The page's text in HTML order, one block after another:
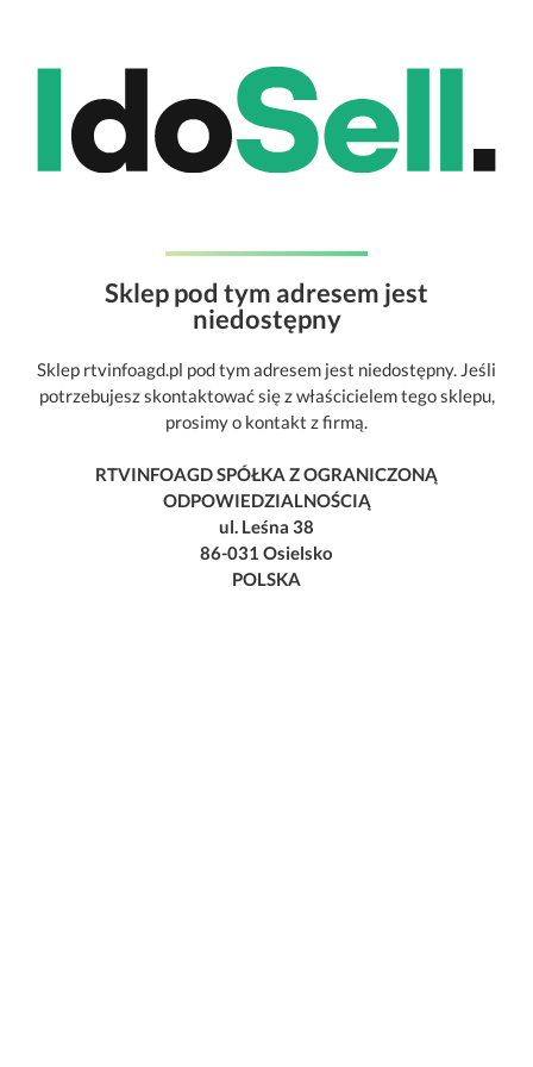
Sklep pod tym adresem jest
niedostępny
Sklep rtvinfoagd.pl pod tym adresem jest niedostępny. Jeśli
potrzebujesz skontaktować się z właścicielem tego sklepu,
prosimy o kontakt z firmą.
RTVINFOAGD SPÓŁKA Z OGRANICZONĄ
ODPOWIEDZIALNOŚCIĄ
ul. Leśna 38
86-031 Osielsko
POLSKA